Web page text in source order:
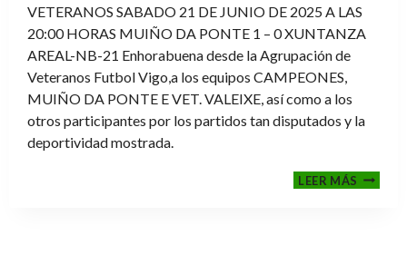
VETERANOS SABADO 21 DE JUNIO DE 2025 A LAS
20:00 HORAS MUIÑO DA PONTE 1 – 0 XUNTANZA
AREAL-NB-21 Enhorabuena desde la Agrupación de
Veteranos Futbol Vigo,a los equipos CAMPEONES,
MUIÑO DA PONTE E VET. VALEIXE, así como a los
otros participantes por los partidos tan disputados y la
deportividad mostrada.
LEER MÁS
2024-